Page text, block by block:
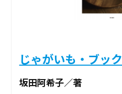
じゃがいも・ブック
坂田阿希子／著